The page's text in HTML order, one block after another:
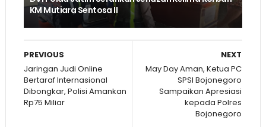
KM Mutiara Sentosa II
NEXT
May Day Aman, Ketua PC
SPSI Bojonegoro
Sampaikan Apresiasi
kepada Polres
Bojonegoro
PREVIOUS
Jaringan Judi Online
Bertaraf Internasional
Dibongkar, Polisi Amankan
Rp75 Miliar